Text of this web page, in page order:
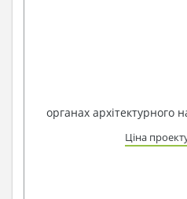
органах архітектурного
Ціна